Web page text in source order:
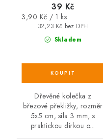
Skladem
32,23 Kč bez DPH
39 Kč
Měrná
3,90 Kč / 1 ks
Dřevěné kolečka z
březové překližky, rozměr
5x5 cm, síla 3 mm, s
praktickou dírkou o...